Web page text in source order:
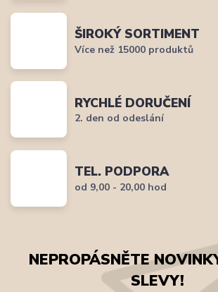
ŠIROKÝ SORTIMENT
Více než 15000 produktů
RYCHLÉ DORUČENÍ
2. den od odeslání
TEL. PODPORA
od 9,00 - 20,00 hod
NEPROPÁSNĚTE
SLEVY!